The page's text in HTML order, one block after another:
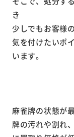
き
少しでもお客様
気を付けたいポ
います。
麻雀牌の状態が
牌の汚れや割れ